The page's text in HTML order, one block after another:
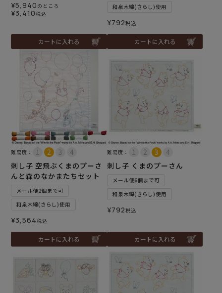
¥5,940 のところ
¥3,410税込
カートに入れる
和泉木綿(さらし)使用
¥792税込
カートに入れる
難易度：
刺し子 空飛ぶくまのプーさ
んと森のなかまたちセット
メール便2個まで可
和泉木綿(さらし)使用
¥3,564税込
カートに入れる
難易度：
刺し子 くまのプーさん
メール便6個まで可
和泉木綿(さらし)使用
¥792税込
カートに入れる